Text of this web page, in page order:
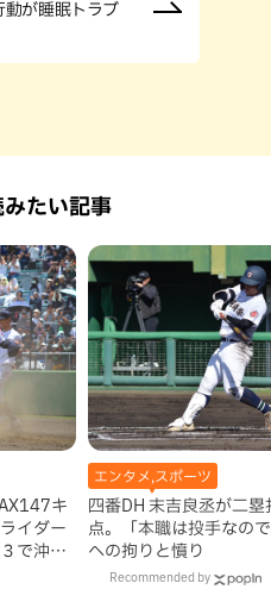
動が睡眠トラブ
たい記事
キ
イダー
で沖縄
エンタメ,スポーツ
四番DH 末吉良丞が二塁打２本、２打
点。「本職は投手なの
への拘りと憤り
Recommended by